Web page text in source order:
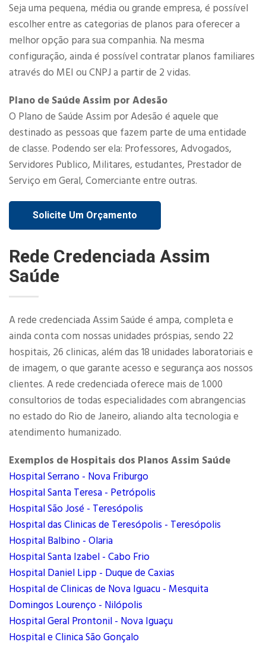
Seja uma pequena, média ou grande empresa, é possível
escolher entre as categorias de planos para oferecer a
melhor opção para sua companhia. Na mesma
configuração, ainda é possível contratar planos familiares
através do MEI ou CNPJ a partir de 2 vidas.​
Plano de Saúde Assim por Adesão
O Plano de Saúde Assim por Adesão é aquele que
destinado as pessoas que fazem parte de uma entidade
de classe. Podendo ser ela: Professores, Advogados,
Servidores Publico, Militares, estudantes, Prestador de
Serviço em Geral, Comerciante entre outras.
Solicite Um Orçamento
Rede Credenciada Assim
Saúde
A rede credenciada Assim Saúde é ampa, completa e
ainda conta com nossas unidades próspias, sendo 22
hospitais, 26 clinicas, além das 18 unidades laboratoriais e
de imagem, o que garante acesso e segurança aos nossos
clientes. A rede credenciada oferece mais de 1.000
consultorios de todas especialidades com abrangencias
no estado do Rio de Janeiro, aliando alta tecnologia e
atendimento humanizado.
Exemplos de Hospitais dos Planos Assim Saúde
Hospital Serrano - Nova Friburgo
Hospital Santa Teresa - Petrópolis
Hospital São José - Teresópolis
Hospital das Clinicas de Teresópolis - Teresópolis
Hospital Balbino - Olaria
Hospital Santa Izabel - Cabo Frio
Hospital Daniel Lipp - Duque de Caxias
Hospital de Clinicas de Nova Iguacu - Mesquita
Domingos Lourenço - Nilópolis
Hospital Geral Prontonil - Nova Iguaçu
Hospital e Clinica São Gonçalo